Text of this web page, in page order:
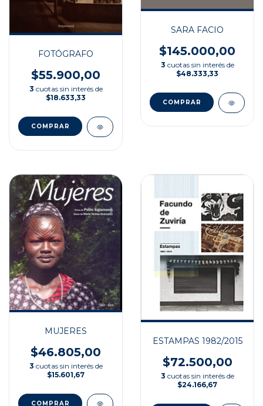
FOTÓGRAFO
$55.900,00
3 cuotas sin interés de
$18.633,33
SARA FACIO
$145.000,00
3 cuotas sin interés de
$48.333,33
MUJERES
$46.805,00
3 cuotas sin interés de
$15.601,67
ESTAMPAS 1982/2015
$72.500,00
3 cuotas sin interés de
$24.166,67